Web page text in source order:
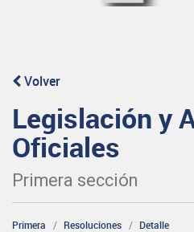
Volver
Legislación y
Oficiales
Primera sección
Primera Resoluciones Detalle